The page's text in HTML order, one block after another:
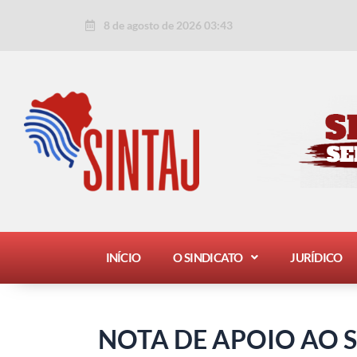
8 de agosto de 2026 03:43
INÍCIO O SINDICATO JURÍDICO
NOTA DE APOIO AO
navigation